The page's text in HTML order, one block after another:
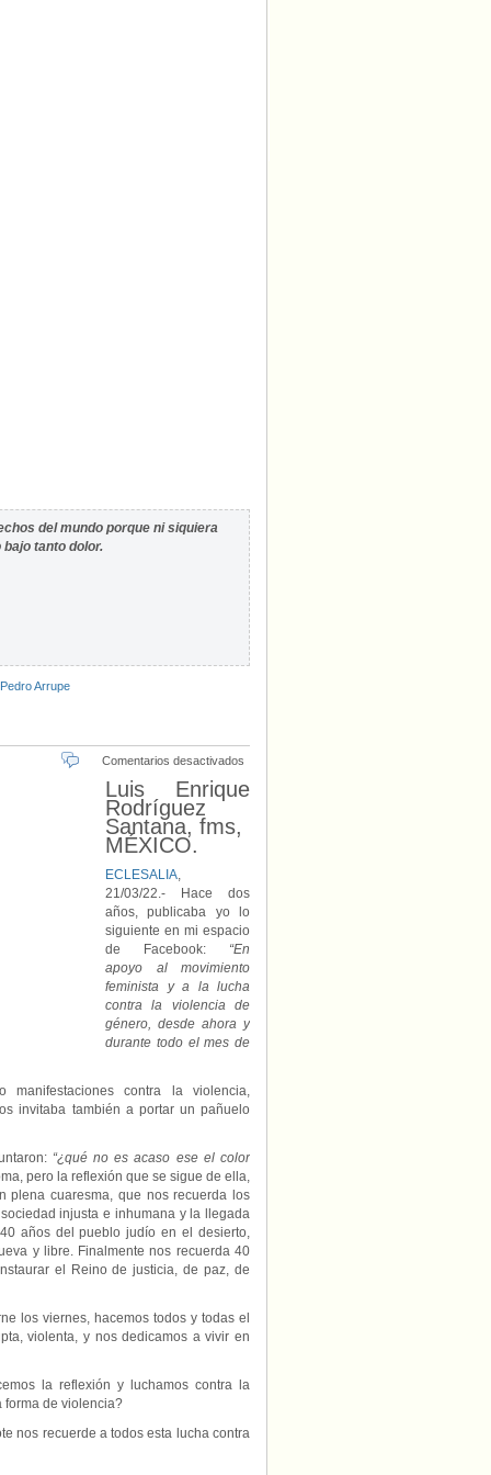
del mundo porque ni siquiera
tanto dolor.
Pedro Arrupe
Comentarios desactivados
Luis Enrique
Rodríguez
Santana, fms,
MÉXICO.
ECLESALIA,
21/03/22.- Hace dos
años, publicaba yo lo
siguiente en mi espacio
de Facebook: “En
apoyo al movimiento
feminista y a la lucha
contra la violencia de
género, desde ahora y
durante todo el mes de
manifestaciones contra la violencia,
invitaba también a portar un pañuelo
“¿qué no es acaso ese el color
pero la reflexión que se sigue de ella,
plena cuaresma, que nos recuerda los
injusta e inhumana y la llegada
años del pueblo judío en el desierto,
y libre. Finalmente nos recuerda 40
el Reino de justicia, de paz, de
los viernes, hacemos todos y todas el
violenta, y nos dedicamos a vivir en
la reflexión y luchamos contra la
forma de violencia?
nos recuerde a todos esta lucha contra